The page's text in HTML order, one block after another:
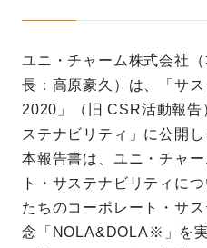
ユニ・チャーム株式会社
長：高原豪久）は、「サ
2020」（旧 CSR活動報
ステナビリティ」に公開し
本報告書は、ユニ・チャ
ト・サステナビリティに
たちのコーポレート・サ
念「NOLA&DOLA※」を